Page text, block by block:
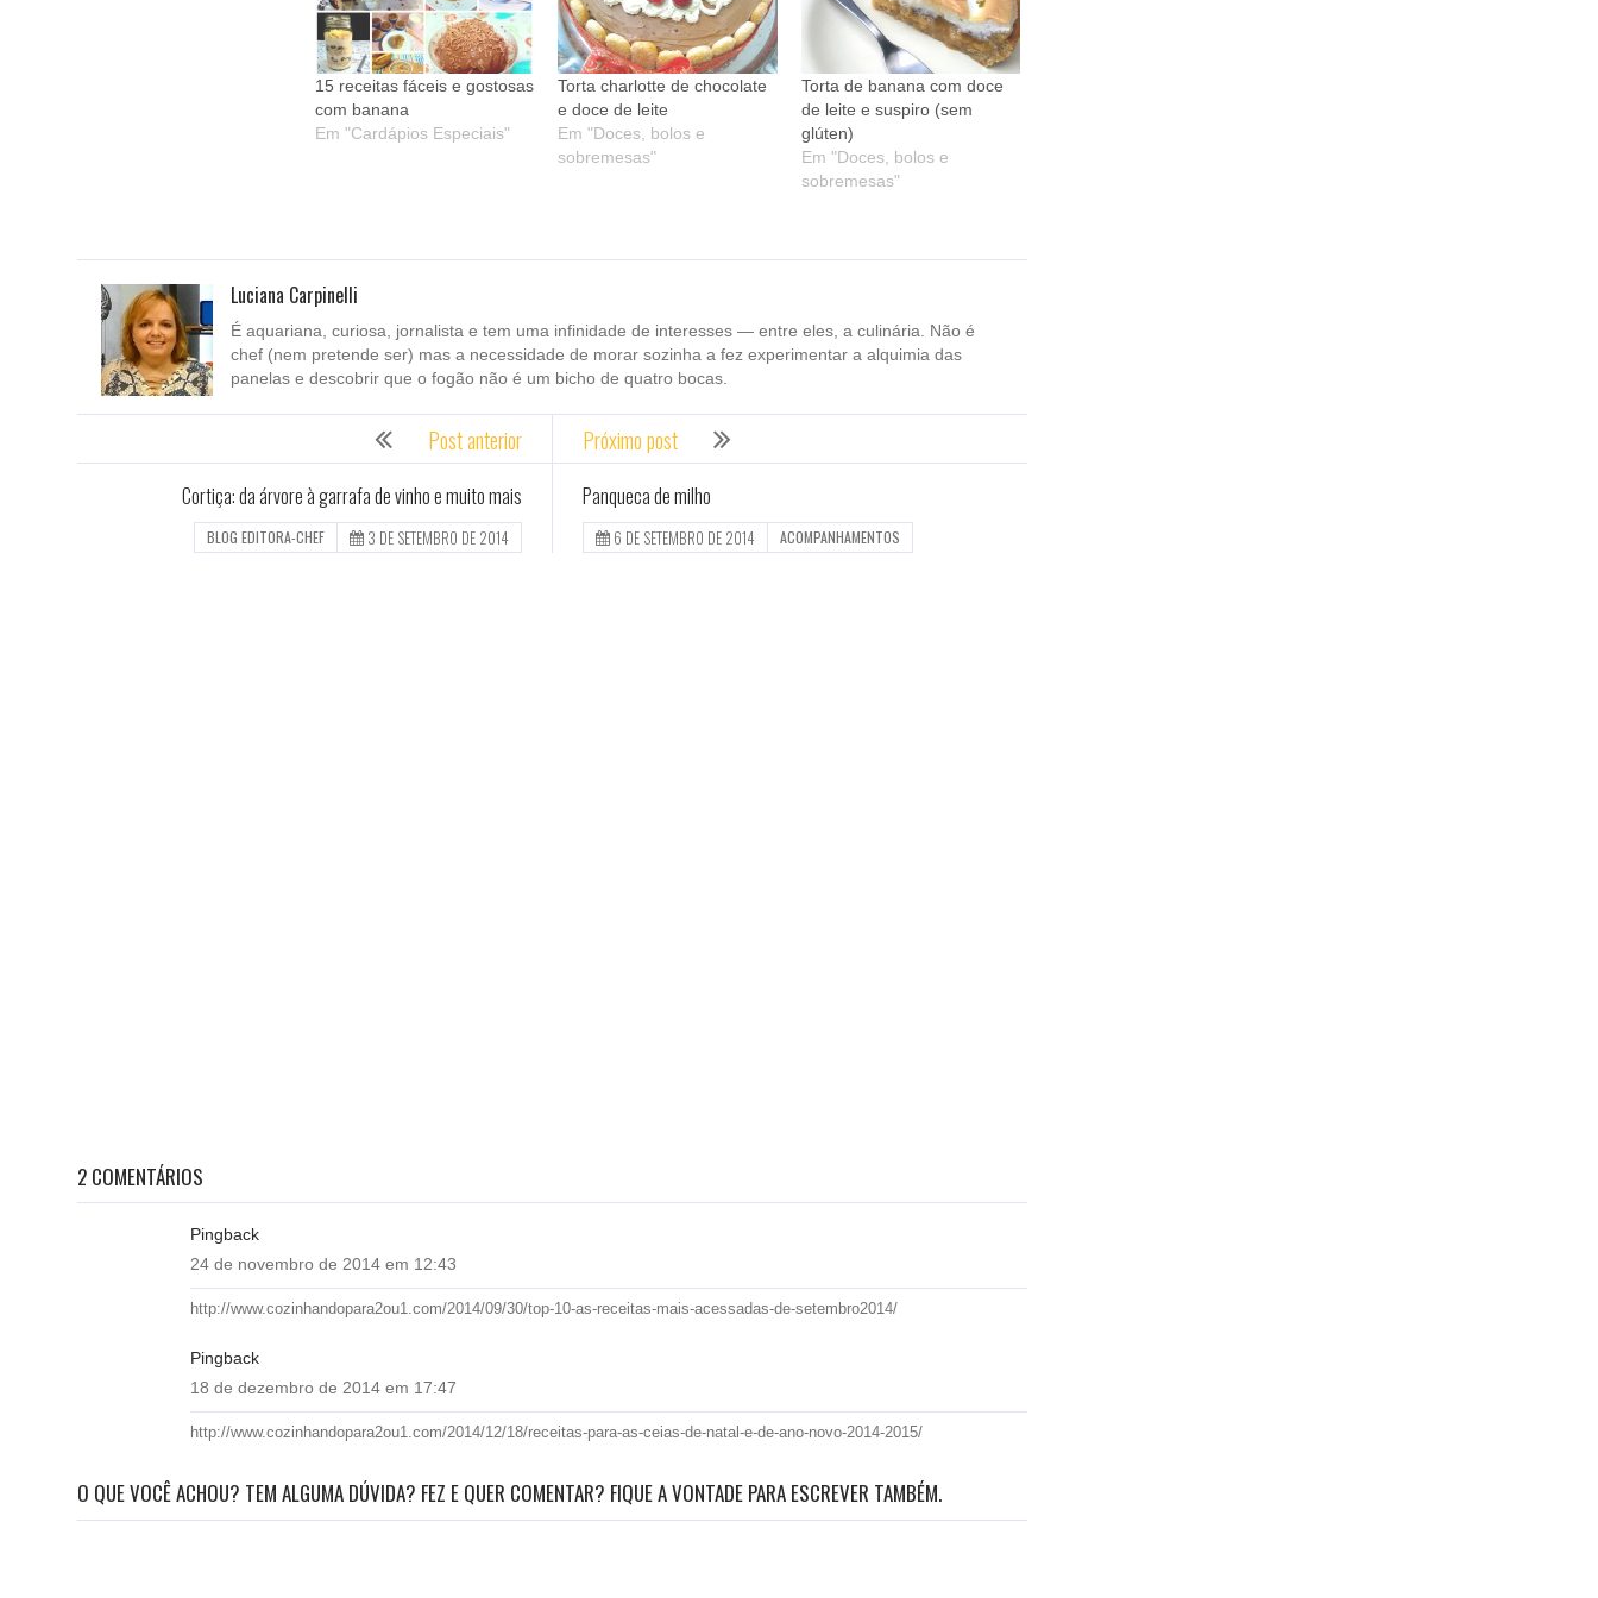
15 receitas fáceis e gostosas
com banana
Em "Cardápios Especiais"
Torta charlotte de chocolate
e doce de leite
Em "Doces, bolos e
sobremesas"
Torta de banana com doce
de leite e suspiro (sem
glúten)
Em "Doces, bolos e
sobremesas"
Luciana Carpinelli
É aquariana, curiosa, jornalista e tem uma infinidade de interesses — entre eles, a culinária. Não é
chef (nem pretende ser) mas a necessidade de morar sozinha a fez experimentar a alquimia das
panelas e descobrir que o fogão não é um bicho de quatro bocas.
Post anterior
Cortiça: da árvore à garrafa de vinho e muito mais
3 DE SETEMBRO DE 2014
BLOG EDITORA-CHEF
Próximo post
Panqueca de milho
6 DE SETEMBRO DE 2014 ACOMPANHAMENTOS
2 COMENTÁRIOS
Pingback
24 de novembro de 2014 em 12:43
http://www.cozinhandopara2ou1.com/2014/09/30/top-10-as-receitas-mais-acessadas-de-setembro2014/
Pingback
18 de dezembro de 2014 em 17:47
http://www.cozinhandopara2ou1.com/2014/12/18/receitas-para-as-ceias-de-natal-e-de-ano-novo-2014-2015/
O QUE VOCÊ ACHOU? TEM ALGUMA DÚVIDA? FEZ E QUER COMENTAR? FIQUE A VONTADE PARA ESCREVER TAMBÉM.